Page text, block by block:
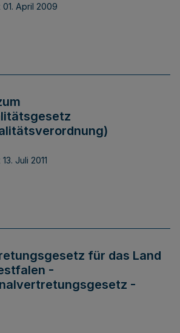
01. April 2009
Juli 2011
für das Land
-
-